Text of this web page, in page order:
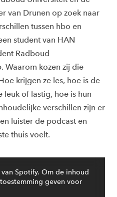
van Drunen op zoek naar
tussen hbo en
student van HAN
Radboud
Waarom kozen zij die
krijgen ze les, hoe is de
leuk of lastig, hoe is hun
verschillen zijn er
luister de podcast en
thuis voelt.
Spotify. Om de inhoud
geven voor